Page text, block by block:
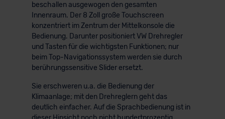
beschallen ausgewogen den gesamten
Innenraum. Der 8 Zoll große Touchscreen
konzentriert im Zentrum der Mittelkonsole die
Bedienung. Darunter positioniert VW Drehregler
und Tasten für die wichtigsten Funktionen; nur
beim Top-Navigationssystem werden sie durch
berührungssensitive Slider ersetzt.
Sie erschweren u.a. die Bedienung der
Klimaanlage; mit den Drehreglern geht das
deutlich einfacher. Auf die Sprachbedienung ist in